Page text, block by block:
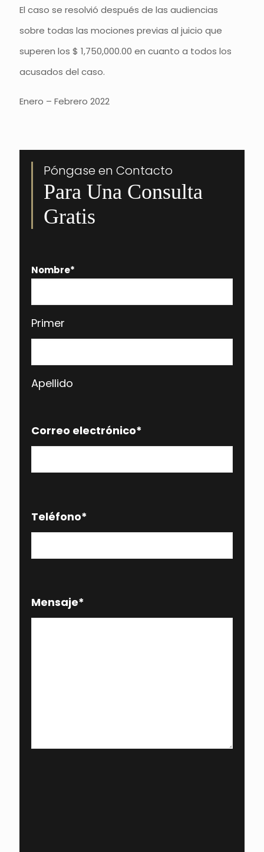
El caso se resolvió después de las audiencias
sobre todas las mociones previas al juicio que
superen los $ 1,750,000.00 en cuanto a todos los
acusados del caso.
Enero – Febrero 2022
Póngase en Contacto
Para Una Consulta
Gratis
Nombre*
Primer
Apellido
Correo electrónico*
Teléfono*
Mensaje*